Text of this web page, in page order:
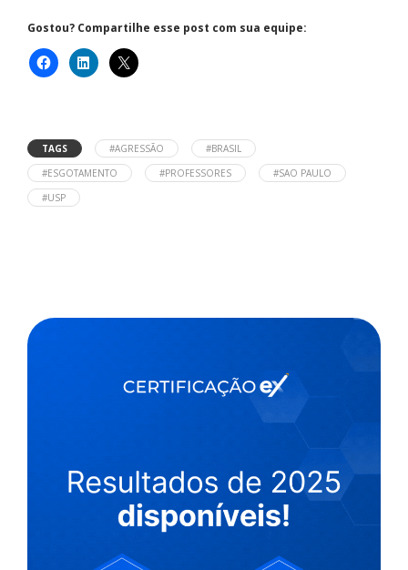
Gostou? Compartilhe esse post com sua equipe:
TAGS #AGRESSÃO
#BRASIL
#ESGOTAMENTO
#PROFESSORES
#SAO PAULO
#USP